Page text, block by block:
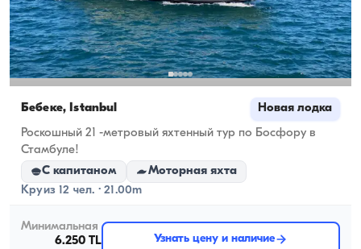
Бебеке, İstanbul Новая лодка
Роскошный 21 -метровый яхтенный тур по Босфору в
Стамбуле!
С капитаном
Моторная яхта
Круиз 12 чел. · 21.00m
Минимальная
6.250 TL
Узнать цену и наличие